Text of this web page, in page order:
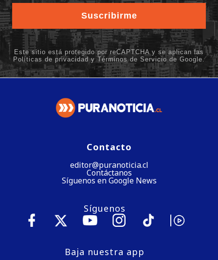
Contacto
editor@puranoticia.cl
Contáctanos
Síguenos en Google News
Síguenos
Baja nuestra app